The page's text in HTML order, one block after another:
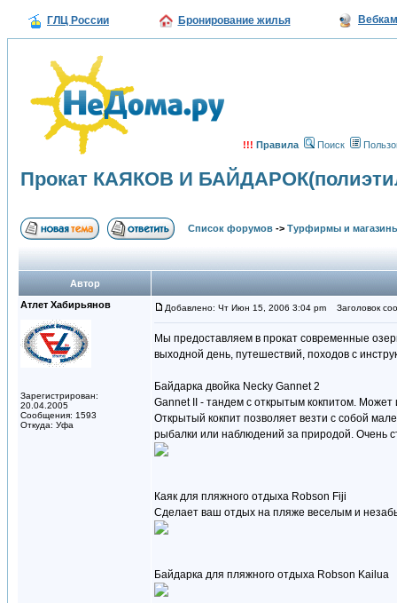
ГЛЦ России Бронирование жилья
!!! Правила Поиск
Прокат КАЯКОВ И
Список форумов -> Турфирмы и
Автор
Атлет Хабирьянов
Зарегистрирован:
20.04.2005
Сообщения: 1593
Откуда: Уфа
Добавлено: Чт Июн 15, 2006 3:04 pm Заголовок
Мы предоставляем в прокат современные
выходной день, путешествий, походов с
Байдарка двойка Necky Gannet 2
Gannet II - тандем с открытым кокпитом. Может
Открытый кокпит позволяет везти с собой
рыбалки или наблюдений за природой. Очень
Каяк для пляжного отдыха Robson Fiji
Сделает ваш отдых на пляже веселым и
Байдарка для пляжного отдыха Robson Kailua